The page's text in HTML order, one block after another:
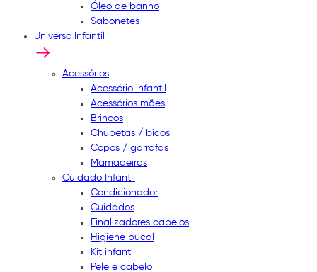
Óleo de banho
Sabonetes
Universo Infantil
Acessórios
Acessório infantil
Acessórios mães
Brincos
Chupetas / bicos
Copos / garrafas
Mamadeiras
Cuidado Infantil
Condicionador
Cuidados
Finalizadores cabelos
Higiene bucal
Kit infantil
Pele e cabelo